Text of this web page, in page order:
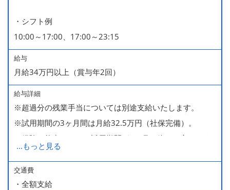
率100％ ＊2023～2025年実績）
・シフト例
10:00～17:00、17:00～23:15
給与
月給34万円以上（賞与年2回）
給与詳細
※超過分の残業手当については別途支給いたします。
※試用期間の3ヶ月間は月給32.5万円（社保完備）。
経験・能力により、試用期間が1ヶ月で終わる方もいま
す。
※上記月給には、一律支給のみなし残業手当（月65時間
分・10万円）を含んでいます。
...もっと見る
交通費
・全額支給